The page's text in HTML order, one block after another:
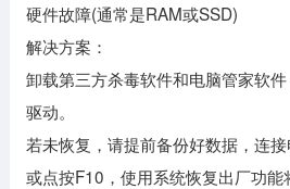
硬件故障(通常是RAM或SSD)
解决方案：
卸载第三方杀毒软件和电脑管家软
驱动。
若未恢复，请提前备份好数据，连
或点按F10，使用系统恢复出厂功